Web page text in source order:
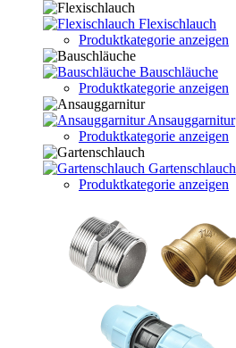
Flexischlauch
Produktkategorie anzeigen
Bauschläuche
Produktkategorie anzeigen
Ansauggarnitur
Produktkategorie anzeigen
Gartenschlauch
Produktkategorie anzeigen